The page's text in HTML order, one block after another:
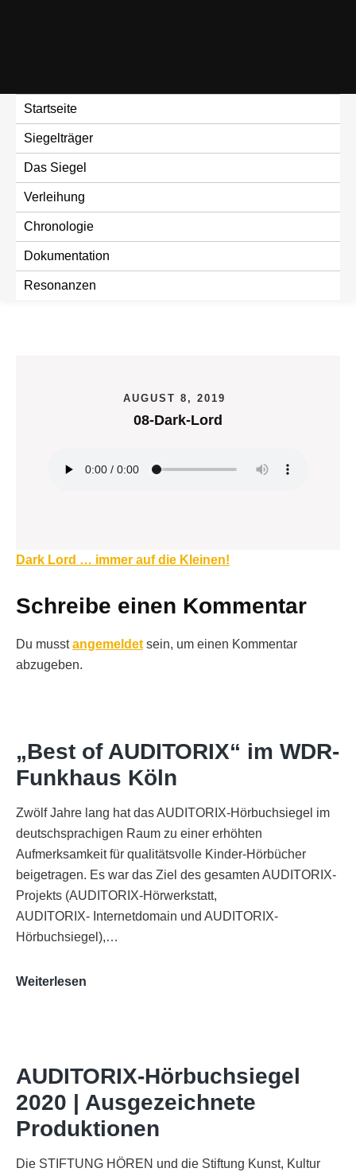
Startseite
Siegelträger
Das Siegel
Verleihung
Chronologie
Dokumentation
Resonanzen
AUGUST 8, 2019
08-Dark-Lord
Beitragsnavigation
Dark Lord … immer auf die Kleinen!
Schreibe einen Kommentar
Du musstangemeldet sein, um einen Kommentar
abzugeben.
„Best of AUDITORIX“ im WDR-
Funkhaus Köln
Zwölf Jahre lang hat das AUDITORIX-Hörbuchsiegel im
deutschsprachigen Raum zu einer erhöhten
Aufmerksamkeit für qualitätsvolle Kinder-Hörbücher
beigetragen. Es war das Ziel des gesamten AUDITORIX-
Projekts (AUDITORIX-Hörwerkstatt,
AUDITORIX- Internetdomain und AUDITORIX-
Hörbuchsiegel),…
Weiterlesen
Funkhaus
Köln
AUDITORIX-Hörbuchsiegel
2020 | Ausgezeichnete
Produktionen
Die STIFTUNG HÖREN und die Stiftung Kunst, Kultur